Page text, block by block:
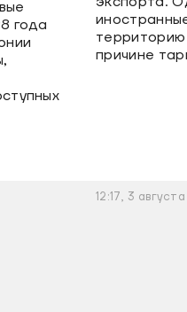
года
причине
12:17, 3